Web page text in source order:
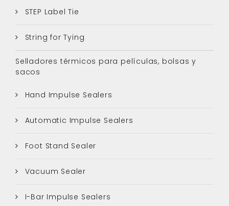
STEP Label Tie
String for Tying
Selladores térmicos para películas, bolsas y
sacos
Hand Impulse Sealers
Automatic Impulse Sealers
Foot Stand Sealer
Vacuum Sealer
I-Bar Impulse Sealers